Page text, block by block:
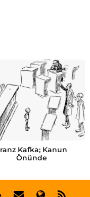
Kafka; Kanun
Önünde